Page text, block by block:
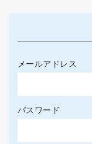
メールアドレス
パスワード